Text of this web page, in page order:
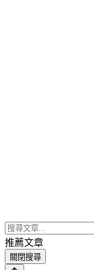
推薦文章
關閉搜尋